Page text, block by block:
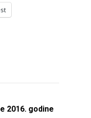
2016. godine